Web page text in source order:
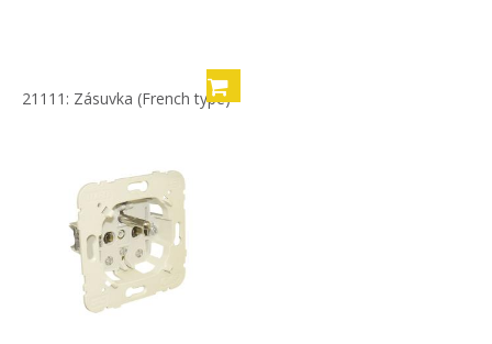
21111: Zásuvka (French type)